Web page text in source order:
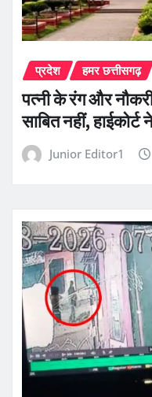
प्रदेश हमर छत्तीसगढ़
पत्नी के रंग और
साबित नहीं, हाईकोर्ट
Junior Editor1